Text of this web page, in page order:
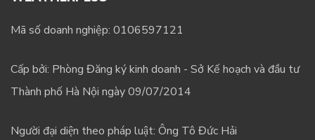
Mã số doanh nghiệp: 0106597121
Cấp bởi: Phòng Đăng ký kinh doanh - Sở Kế hoạch và đầu tư
Thành phố Hà Nội ngày 09/07/2014
Người đại diện theo pháp luật: Ông Tô Đức Hải